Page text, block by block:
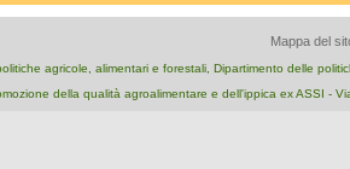
Mappa del
agricole, alimentari e forestali, Dipartimento delle
della qualità agroalimentare e dell'ippica ex ASSI -